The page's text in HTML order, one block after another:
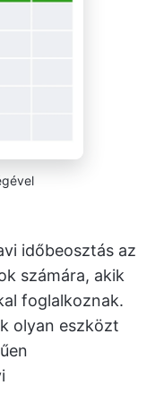
időbeosztás az
számára, akik
foglalkoznak.
olyan eszközt